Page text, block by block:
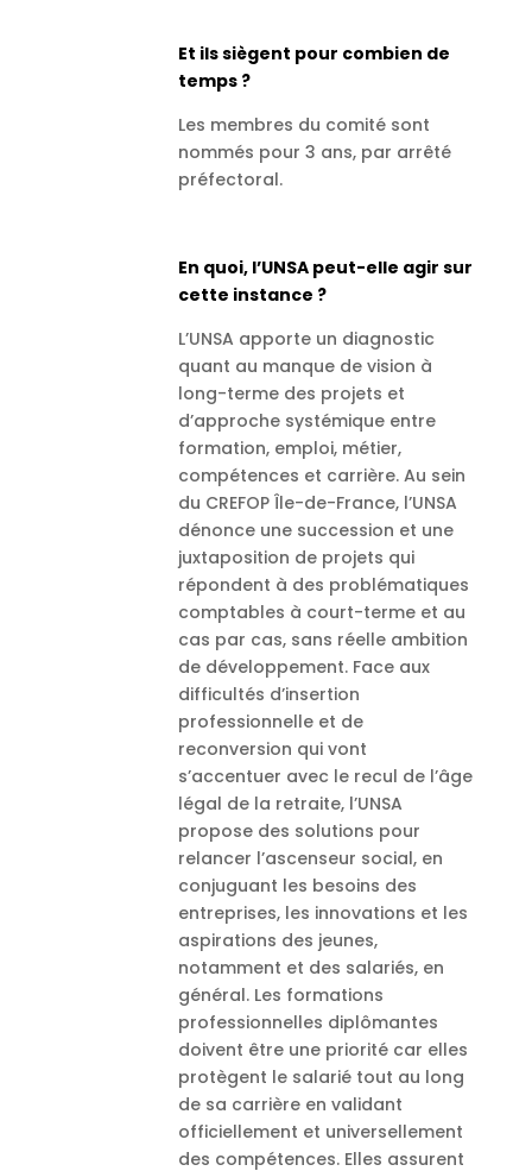
Et ils siègent pour combien de
temps ?
Les membres du comité sont
nommés pour 3 ans, par arrêté
préfectoral.
En quoi, l’UNSA peut-elle agir sur
cette instance ?
L’UNSA apporte un diagnostic
quant au manque de vision à
long-terme des projets et
d’approche systémique entre
formation, emploi, métier,
compétences et carrière. Au sein
du CREFOP Île-de-France, l’UNSA
dénonce une succession et une
juxtaposition de projets qui
répondent à des problématiques
comptables à court-terme et au
cas par cas, sans réelle ambition
de développement. Face aux
difficultés d’insertion
professionnelle et de
reconversion qui vont
s’accentuer avec le recul de l’âge
légal de la retraite, l’UNSA
propose des solutions pour
relancer l’ascenseur social, en
conjuguant les besoins des
entreprises, les innovations et les
aspirations des jeunes,
notamment et des salariés, en
général. Les formations
professionnelles diplômantes
doivent être une priorité car elles
protègent le salarié tout au long
de sa carrière en validant
officiellement et universellement
des compétences. Elles assurent